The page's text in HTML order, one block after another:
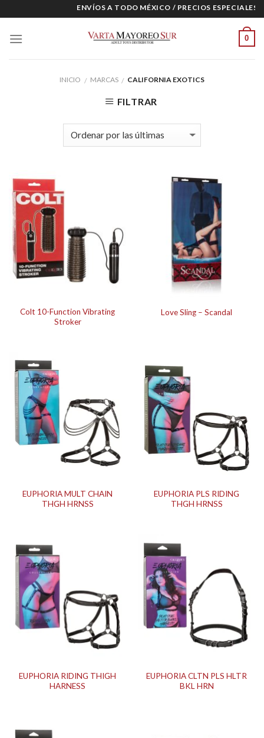
to
content
ENVÍOS A TODO MÉXICO / PRECIOS ESPECIALES PARA
0
INICIO / MARCAS / CALIFORNIA EXOTICS
FILTRAR
Colt 10-Function Vibrating
Stroker
Love Sling – Scandal
EUPHORIA MULT CHAIN
THGH HRNSS
EUPHORIA PLS RIDING
THGH HRNSS
EUPHORIA RIDING THIGH
HARNESS
EUPHORIA CLTN PLS HLTR
BKL HRN